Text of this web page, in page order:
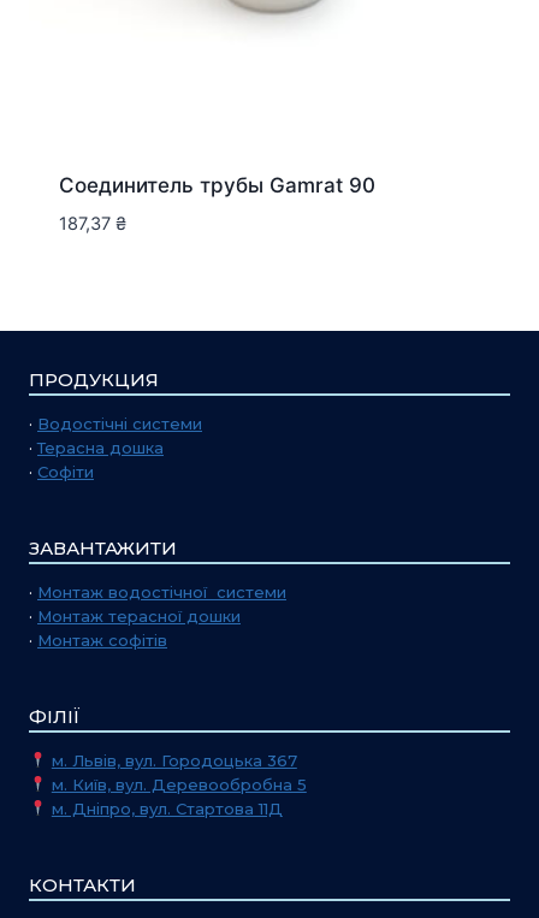
Соединитель трубы Gamrat 90
187,37 ₴
ПРОДУКЦИЯ
· Водостічні системи
·Терасна дошка
· Софіти
ЗАВАНТАЖИТИ
· Монтаж водостічної системи
· Монтаж терасної дошки
· Монтаж софітів
ФІЛІЇ
м. Львів, вул. Городоцька 367
м. Київ, вул. Деревообробна 5
м. Дніпро, вул. Стартова 11Д
КОНТАКТИ